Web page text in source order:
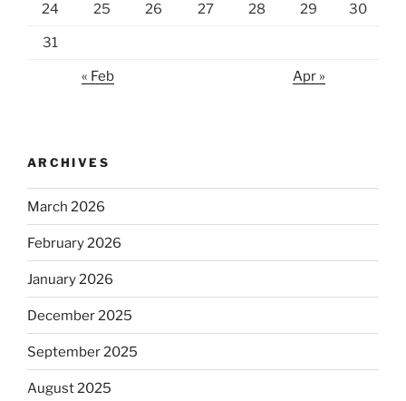
24 25 26 27 28 29 30
31
« Feb Apr »
ARCHIVES
March 2026
February 2026
January 2026
December 2025
September 2025
August 2025